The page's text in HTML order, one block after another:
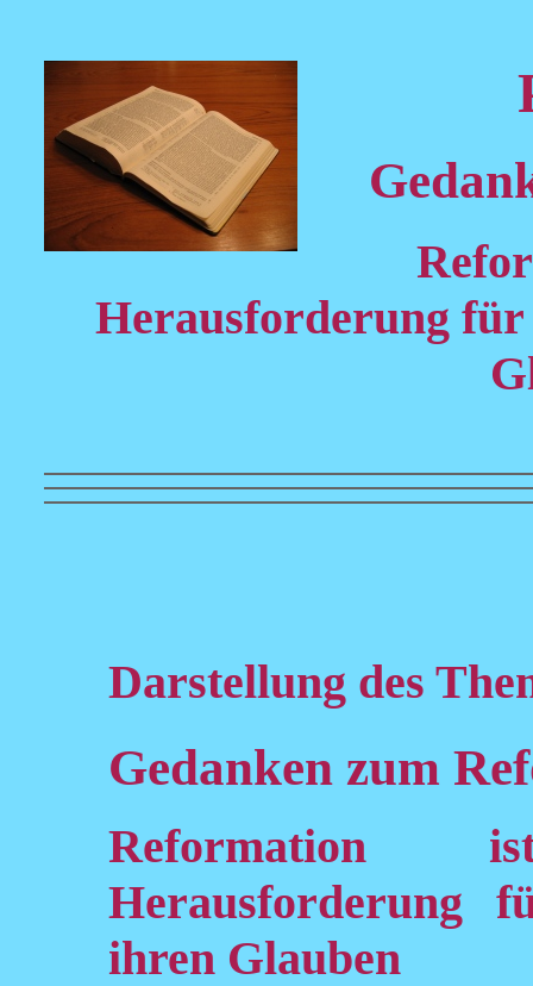
Herausforderung
Darstellung des
Gedanken zum
Reformation
Herausforderung
ihren Glauben